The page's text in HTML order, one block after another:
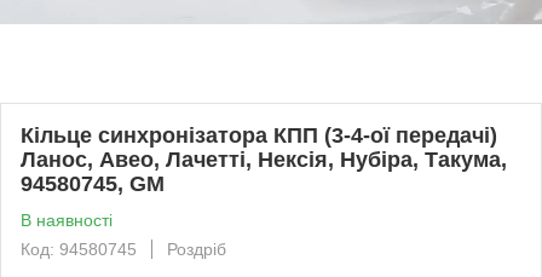
Кільце синхронізатора КПП (3-4-ої передачі)
Ланос, Авео, Лачетті, Нексія, Нубіра, Такума,
94580745, GM
В наявності
Код: 94580745
Роздріб